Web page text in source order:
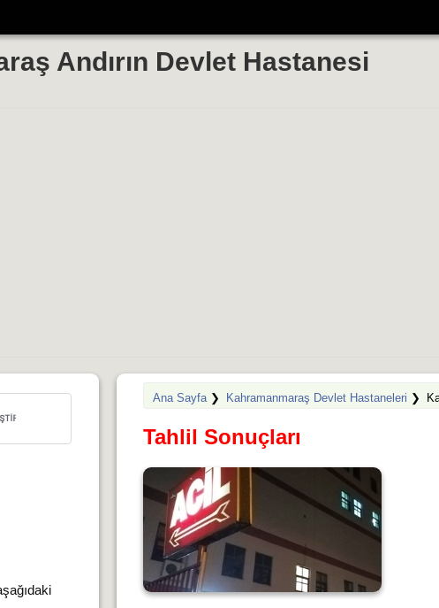
Andırın Devlet Hastanesi
Ana Sayfa❯ Kahramanmaraş Devlet Hastaneleri ❯
Tahlil Sonuçları